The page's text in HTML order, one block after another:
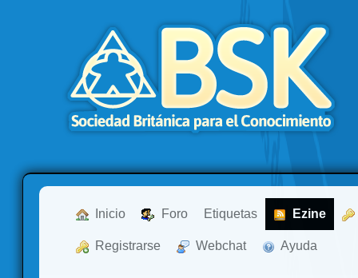
Inicio Foro Etiquetas Ezine
Registrarse Webchat Ayuda